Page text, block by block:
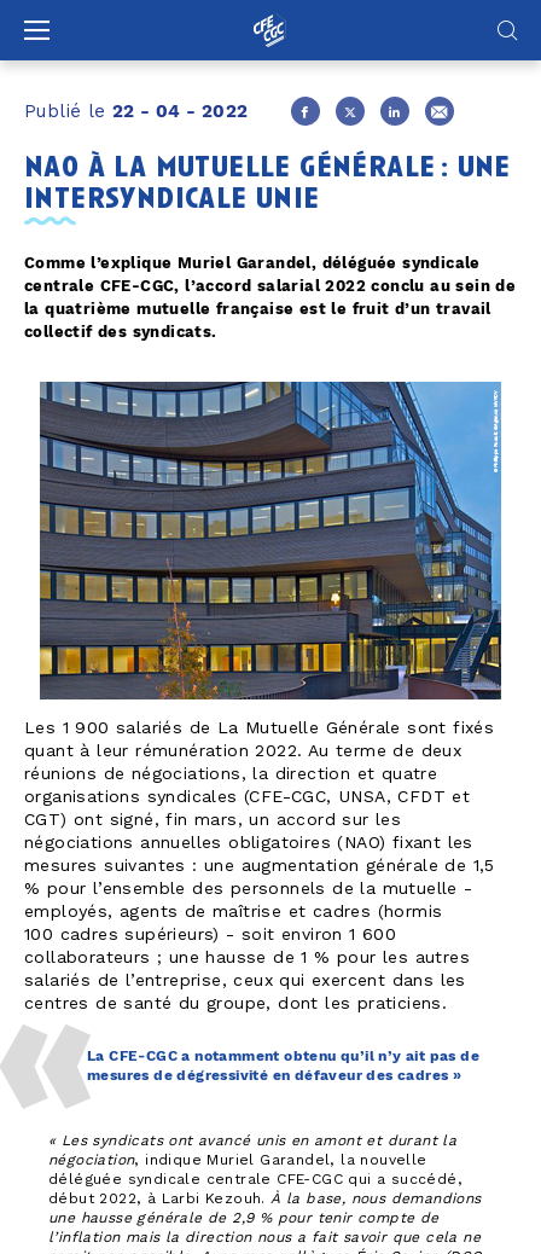
Publié le 22 - 04 - 2022
nao à la mutuelle générale : une
intersyndicale unie
Comme l’explique Muriel Garandel, déléguée syndicale
centrale CFE-CGC, l’accord salarial 2022 conclu au sein de
la quatrième mutuelle française est le fruit d’un travail
collectif des syndicats.
Les 1 900 salariés de La Mutuelle Générale sont fixés
quant à leur rémunération 2022. Au terme de deux
réunions de négociations, la direction et quatre
organisations syndicales (CFE-CGC, UNSA, CFDT et
CGT) ont signé, fin mars, un accord sur les
négociations annuelles obligatoires (NAO) fixant les
mesures suivantes : une augmentation générale de 1,5
% pour l’ensemble des personnels de la mutuelle -
employés, agents de maîtrise et cadres (hormis
100 cadres supérieurs) - soit environ 1 600
collaborateurs ; une hausse de 1 % pour les autres
salariés de l’entreprise, ceux qui exercent dans les
centres de santé du groupe, dont les praticiens.
La CFE-CGC a notamment obtenu qu’il n’y ait pas de
mesures de dégressivité en défaveur des cadres »
« Les syndicats ont avancé unis en amont et durant la
négociation, indique Muriel Garandel, la nouvelle
déléguée syndicale centrale CFE-CGC qui a succédé,
début 2022, à Larbi Kezouh.À la base, nous demandions
une hausse générale de 2,9 % pour tenir compte de
l’inflation mais la direction nous a fait savoir que cela ne
Panneau de gestion des cookies